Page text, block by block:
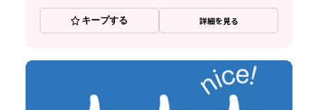
キープする 詳細を見る